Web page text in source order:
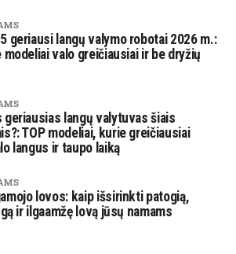
geriausi langų valymo robotai 2026 m.:
modeliai valo greičiausiai ir be dryžių
geriausias langų valytuvas šiais
TOP modeliai, kurie greičiausiai
langus ir taupo laiką
lovos: kaip išsirinkti patogią,
ir ilgaamžę lovą jūsų namams